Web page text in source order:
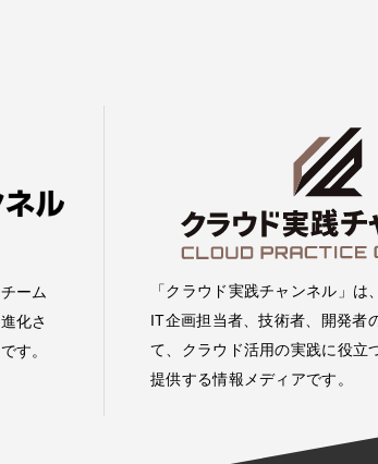
ーム
化さ
す。
「クラウド実践チャンネル」は
IT企画担当者、技術者、開発者
て、クラウド活用の実践に役立
提供する情報メディアです。